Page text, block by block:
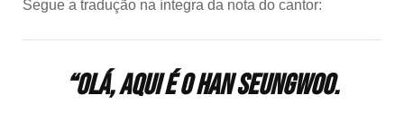
Segue a tradução na íntegra da nota do cantor:
“Olá, aqui é o Han Seungwoo.